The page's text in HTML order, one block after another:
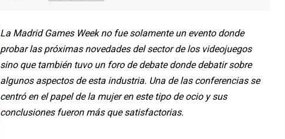
La Madrid Games Week no fue solamente un evento donde
probar las próximas novedades del sector de los videojuegos
sino que también tuvo un foro de debate donde debatir sobre
algunos aspectos de esta industria. Una de las conferencias se
centró en el papel de la mujer en este tipo de ocio y sus
conclusiones fueron más que satisfactorias.